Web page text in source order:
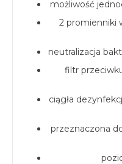
możliwość
2 promienniki
neutralizacja
filtr
ciągła
przeznaczona